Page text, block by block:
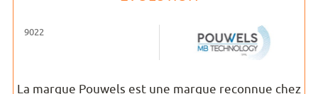
9022
La marque Pouwels est une marque reconnue chez